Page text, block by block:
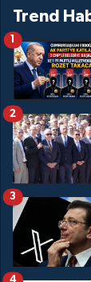
Trend
1
2
3
4